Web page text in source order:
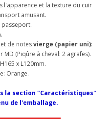
l'apparence et la texture du cuir
amusant.
passeport.
de notesvierge (papier uni):
MD (Piqûre à cheval: 2 agrafes).
x L120mm.
Orange.
la section "Caractéristiques"
de l'emballage.